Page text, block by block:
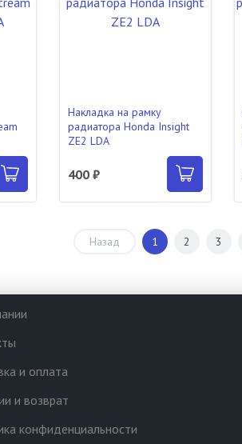
Накладка на рамку
радиатора Honda Insight
ZE2 LDA
400 ₽
Назад 1 2 3
и оплата
и возврат
конфиденциальности